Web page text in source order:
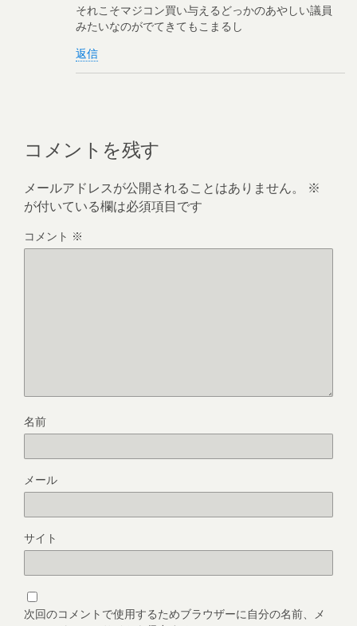
それこそマジコン買い与えるどっかのあやしい議員
みたいなのがでてきてもこまるし
返信
コメントを残す
メールアドレスが公開されることはありません。
※
が付いている欄は必須項目です
コメント ※
名前
メール
サイト
次回のコメントで使用するためブラウザーに自分の名前、メ